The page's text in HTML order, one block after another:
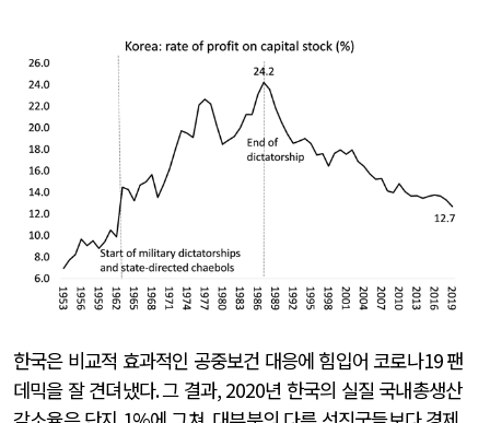
한국은 비교적 효과적인 공중보건 대응에 힘입어 코로나19팬
데믹을 잘 견뎌냈다.그 결과, 2020년 한국의 실질 국내총생산